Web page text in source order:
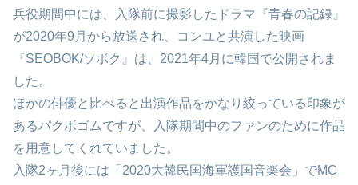
兵役期間中には、入隊前に撮影したドラマ『青春の記録』
が2020年9月から放送され、コンユと共演した映画
『SEOBOK/ソボク』は、2021年4月に韓国で公開されま
した。
ほかの俳優と比べると出演作品をかなり絞っている印象が
あるパクボゴムですが、入隊期間中のファンのために作品
を用意してくれていました。
入隊2ヶ月後には「2020大韓民国海軍護国音楽会」でMC